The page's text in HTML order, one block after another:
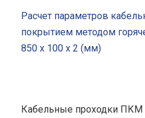
Расчет параметров
покрытием методом
850 x 100 x 2 (мм)
Кабельные проходки